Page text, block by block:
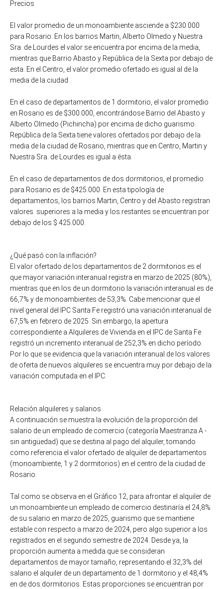
Precios
El valor promedio de un monoambiente asciende a $230.000
para Rosario. En los barrios Martin, Alberto Olmedo y Nuestra
Sra. de Lourdes el valor se encuentra por encima de la media,
mientras que Barrio Abasto y República de la Sexta por debajo de
esta. En el Centro, el valor promedio ofertado es igual al de la
media de la ciudad.
En el caso de departamentos de 1 dormitorio, el valor promedio
en Rosario es de $300.000, encontrándose Barrio del Abasto y
Alberto Olmedo (Pichincha) por encima de dicho guarismo.
República de la Sexta tiene valores ofertados por debajo de la
media de la ciudad de Rosario, mientras que en Centro, Martin y
Nuestra Sra. de Lourdes es igual a ésta.
En el caso de departamentos de dos dormitorios, el promedio
para Rosario es de $425.000. En esta tipología de
departamentos, los barrios Martin, Centro y del Abasto registran
valores superiores a la media y los restantes se encuentran por
debajo de los $ 425.000.
¿Qué pasó con la inflación?
El valor ofertado de los departamentos de 2 dormitorios es el
que mayor variación interanual registra en marzo de 2025 (80%),
mientras que en los de un dormitorio la variación interanual es de
66,7% y de monoambientes de 53,3%. Cabe mencionar que el
nivel general del IPC Santa Fe registró una variación interanual de
67,5% en febrero de 2025. Sin embargo, la apertura
correspondiente a Alquileres de Vivienda en el IPC de Santa Fe
registró un incremento interanual de 252,3% en dicho período.
Por lo que se evidencia que la variación interanual de los valores
de oferta de nuevos alquileres se encuentra muy por debajo de la
variación computada en el IPC.
Relación alquileres y salarios
A continuación se muestra la evolución de la proporción del
salario de un empleado de comercio (categoría Maestranza A -
sin antigüedad) que se destina al pago del alquiler, tomando
como referencia el valor ofertado de alquiler de departamentos
(monoambiente, 1 y 2 dormitorios) en el centro de la ciudad de
Rosario.
Tal como se observa en el Gráfico 12, para afrontar el alquiler de
un monoambiente un empleado de comercio destinaría el 24,8%
de su salario en marzo de 2025, guarismo que se mantiene
estable con respecto a marzo de 2024, pero algo superior a los
registrados en el segundo semestre de 2024. Desde ya, la
proporción aumenta a medida que se consideran
departamentos de mayor tamaño, representando el 32,3% del
salario el alquiler de un departamento de 1 dormitorio y el 48,4%
en de dos dormitorios. Estas proporciones se encuentran por